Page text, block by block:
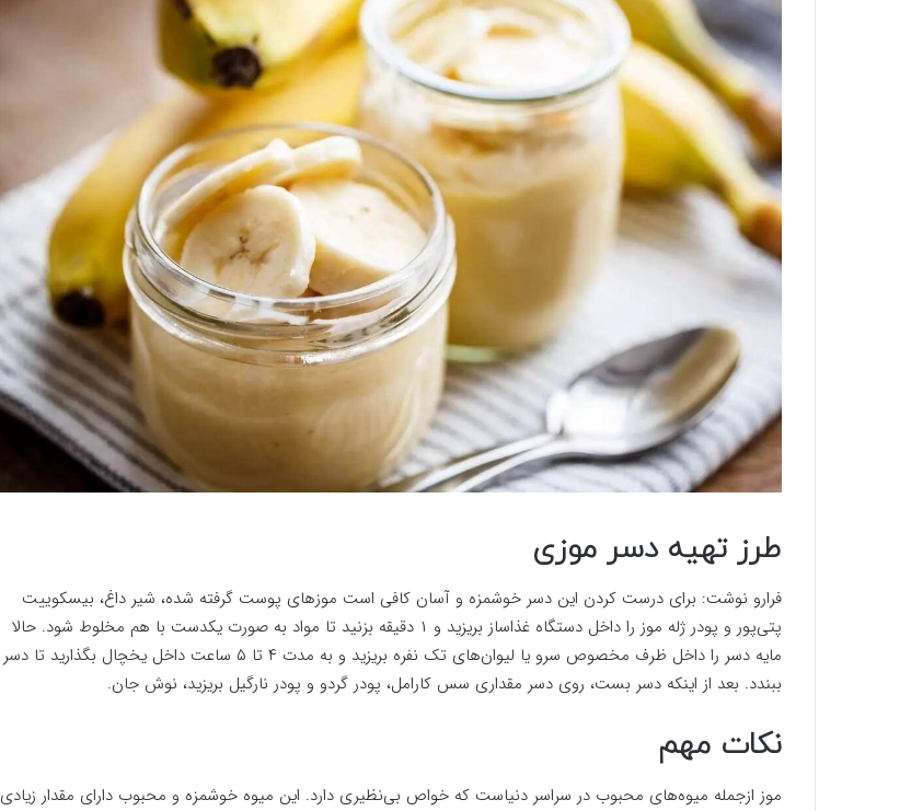
طرز تهیه دسر موزی
فرارو نوشت: برای درست کردن این دسر خوشمزه و آسان کافی است موزهای پوست گرفته شده، شیر داغ، بیسکوییت
پتی‌پور و پودر ژله موز را داخل دستگاه غذاساز بریزید و ۱ دقیقه بزنید تا مواد به صورت یکدست با هم مخلوط شود. حالا
مایه دسر را داخل ظرف مخصوص سرو یا لیوان‌های تک نفره بریزید و به مدت ۴ تا ۵ ساعت داخل یخچال بگذارید تا دسر
ببندد. بعد از اینکه دسر بست، روی دسر مقداری سس کارامل، پودر گردو و پودر نارگیل بریزید، نوش جان.
نکات مهم
موز ازجمله میوه‌های محبوب در سراسر دنیاست که خواص بی‌نظیری دارد. این میوه خوشمزه و محبوب دارای مقدار زیادی